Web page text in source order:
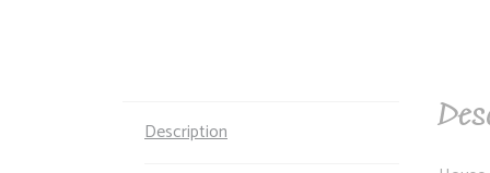
Description